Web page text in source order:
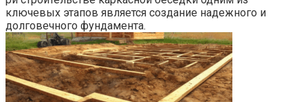
ключевых этапов является создание надежного и
долговечного фундамента.